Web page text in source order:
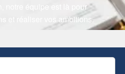
notre équipe est là pour
et réaliser vos ambitions.